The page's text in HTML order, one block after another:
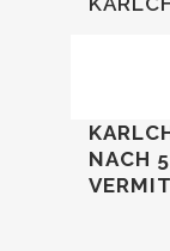
NACH